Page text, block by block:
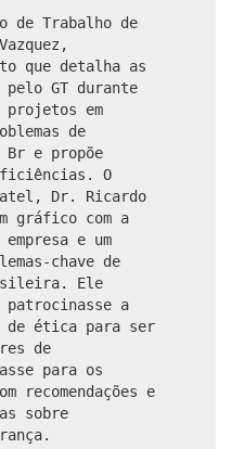
de Trabalho de
que detalha as
GT durante
em
de
Br e propõe
O
Dr. Ricardo
gráfico com a
e um
chave de
Ele
patrocinasse a
de ética para ser
de
para os
recomendações e
sobre